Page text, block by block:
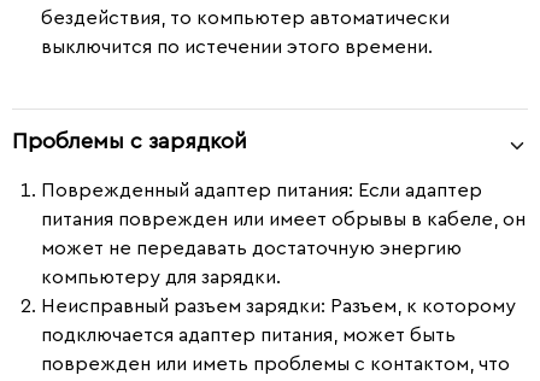
бездействия, то компьютер автоматически
выключится по истечении этого времени.
Проблемы с зарядкой
Поврежденный адаптер питания: Если адаптер
питания поврежден или имеет обрывы в кабеле, он
может не передавать достаточную энергию
компьютеру для зарядки.
Неисправный разъем зарядки: Разъем, к которому
подключается адаптер питания, может быть
поврежден или иметь проблемы с контактом, что